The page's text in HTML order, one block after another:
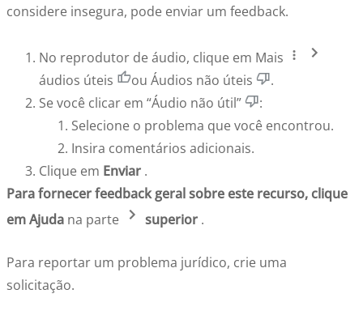
considere insegura, pode enviar um feedback.
No reprodutor de áudio, clique em Mais
áudios úteis
ou Áudios não úteis
.
Se você clicar em “Áudio não útil”
:
Selecione o problema que você encontrou.
Insira comentários adicionais.
Clique em Enviar .
Para fornecer feedback geral sobre este recurso, clique
em Ajuda na parte superior .
Para reportar um problema jurídico, crie uma
solicitação.